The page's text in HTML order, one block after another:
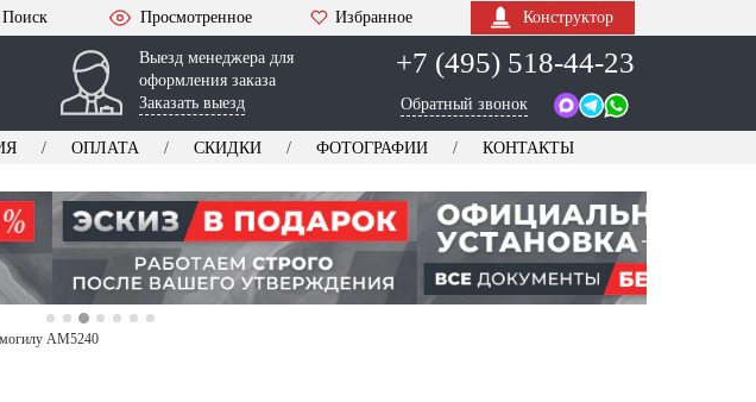
Поиск Просмотренное Избранное Конструктор
Выезд менеджера для
оформления заказа
Заказать выезд
+7 (495) 518-44-23
Обратный звонок
ОПЛАТА СКИДКИ ФОТОГРАФИИ КОНТАКТЫ
AM5240